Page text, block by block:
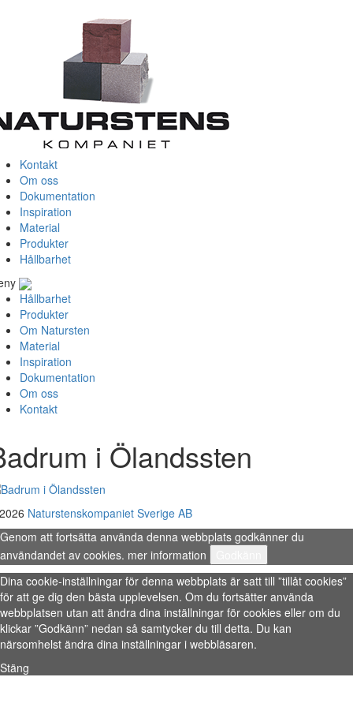
Kontakt
Om oss
Dokumentation
Inspiration
Material
Produkter
Hållbarhet
Hållbarhet
Produkter
Om Natursten
Material
Inspiration
Dokumentation
Om oss
Kontakt
i Ölandssten
Naturstenskompaniet Sverige AB
Genom att fortsätta använda denna webbplats godkänner du
användandet av cookies. mer information
Dina cookie-inställningar för denna webbplats är satt till ”tillåt cookies”
för att ge dig den bästa upplevelsen. Om du fortsätter använda
webbplatsen utan att ändra dina inställningar för cookies eller om du
klickar ”Godkänn” nedan så samtycker du till detta. Du kan
närsomhelst ändra dina inställningar i webbläsaren.
Stäng